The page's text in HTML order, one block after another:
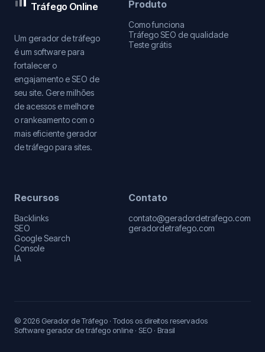
Tráfego Online
Um gerador de tráfego
é um software para
fortalecer o
engajamento e SEO de
seu site. Gere milhões
de acessos e melhore
o rankeamento com o
mais eficiente gerador
de tráfego para sites.
Produto
Como funciona
Tráfego SEO de qualidade
Teste grátis
Recursos
Backlinks
SEO
Google Search
Console
IA
Contato
contato@geradordetrafego.com
geradordetrafego.com
© 2026 Gerador de Tráfego · Todos os direitos reservados
Software gerador de tráfego online · SEO · Brasil